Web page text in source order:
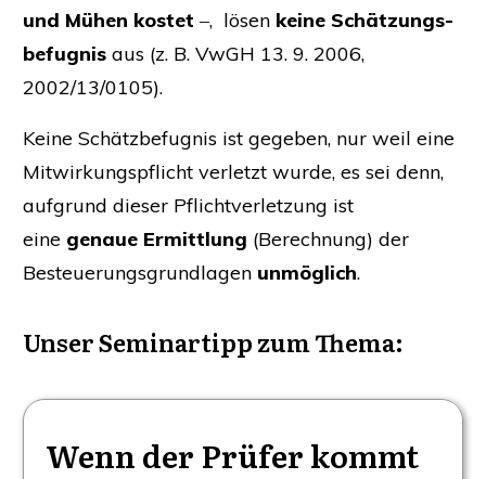
und Mühen kos­tet ‒, lösen kei­ne Schät­zungs­
be­fug­nis aus (z. B. VwGH 13. 9. 2006,
2002/13/0105).
Kei­ne Schätz­be­fug­nis ist gege­ben, nur weil eine
Mit­wir­kungs­pflicht ver­letzt wur­de, es sei denn,
auf­grund die­ser Pflicht­ver­let­zung ist
eine genaue Ermitt­lung (Berech­nung) der
Besteue­rungs­grund­la­gen unmög­lich.
Unser Semi­nar­tipp zum Thema:
Wenn der Prüfer kommt